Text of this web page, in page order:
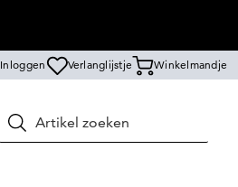
Inloggen Verlanglijstje Winkelmandje
Zoeken